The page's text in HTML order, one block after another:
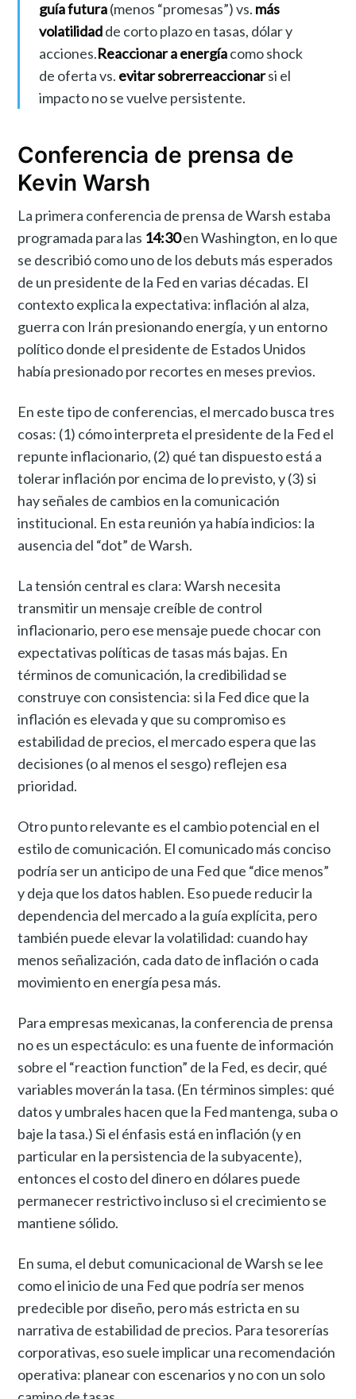
guía futura(menos “promesas”) vs. más
volatilidadde corto plazo en tasas, dólar y
acciones.Reaccionar a energíacomo shock
de oferta vs. evitar sobrerreaccionarsi el
impacto no se vuelve persistente.
Conferencia de prensa de
Kevin Warsh
La primera conferencia de prensa de Warsh estaba
programada para las 14:30en Washington, en lo que
se describió como uno de los debuts más esperados
de un presidente de la Fed en varias décadas. El
contexto explica la expectativa: inflación al alza,
guerra con Irán presionando energía, y un entorno
político donde el presidente de Estados Unidos
había presionado por recortes en meses previos.
En este tipo de conferencias, el mercado busca tres
cosas: (1) cómo interpreta el presidente de la Fed el
repunte inflacionario, (2) qué tan dispuesto está a
tolerar inflación por encima de lo previsto, y (3) si
hay señales de cambios en la comunicación
institucional. En esta reunión ya había indicios: la
ausencia del “dot” de Warsh.
La tensión central es clara: Warsh necesita
transmitir un mensaje creíble de control
inflacionario, pero ese mensaje puede chocar con
expectativas políticas de tasas más bajas. En
términos de comunicación, la credibilidad se
construye con consistencia: si la Fed dice que la
inflación es elevada y que su compromiso es
estabilidad de precios, el mercado espera que las
decisiones (o al menos el sesgo) reflejen esa
prioridad.
Otro punto relevante es el cambio potencial en el
estilo de comunicación. El comunicado más conciso
podría ser un anticipo de una Fed que “dice menos”
y deja que los datos hablen. Eso puede reducir la
dependencia del mercado a la guía explícita, pero
también puede elevar la volatilidad: cuando hay
menos señalización, cada dato de inflación o cada
movimiento en energía pesa más.
Para empresas mexicanas, la conferencia de prensa
no es un espectáculo: es una fuente de información
sobre el “reaction function” de la Fed, es decir, qué
variables moverán la tasa. (En términos simples: qué
datos y umbrales hacen que la Fed mantenga, suba o
baje la tasa.) Si el énfasis está en inflación (y en
particular en la persistencia de la subyacente),
entonces el costo del dinero en dólares puede
permanecer restrictivo incluso si el crecimiento se
mantiene sólido.
En suma, el debut comunicacional de Warsh se lee
como el inicio de una Fed que podría ser menos
predecible por diseño, pero más estricta en su
narrativa de estabilidad de precios. Para tesorerías
corporativas, eso suele implicar una recomendación
operativa: planear con escenarios y no con un solo